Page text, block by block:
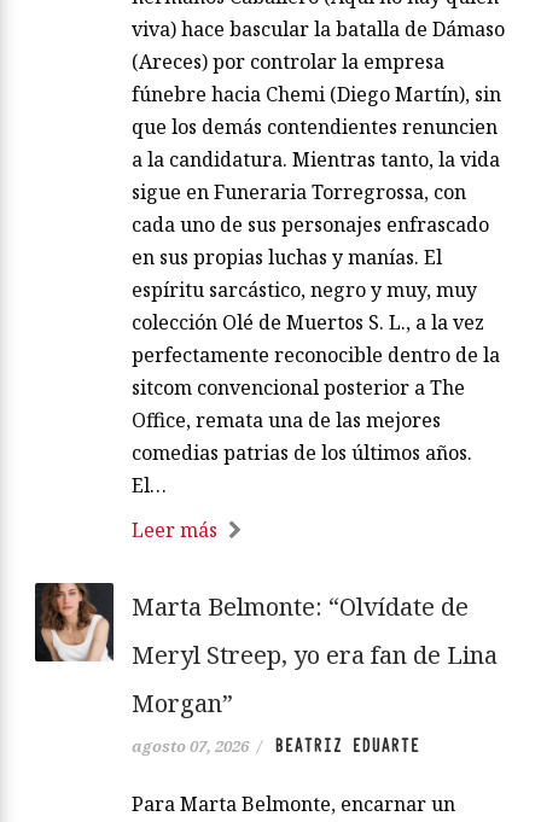
viva) hace bascular la batalla de Dámaso
(Areces) por controlar la empresa
fúnebre hacia Chemi (Diego Martín), sin
que los demás contendientes renuncien
a la candidatura. Mientras tanto, la vida
sigue en Funeraria Torregrossa, con
cada uno de sus personajes enfrascado
en sus propias luchas y manías. El
espíritu sarcástico, negro y muy, muy
colección Olé de Muertos S. L., a la vez
perfectamente reconocible dentro de la
sitcom convencional posterior a The
Office, remata una de las mejores
comedias patrias de los últimos años.
El…
Leer más
Marta Belmonte: “Olvídate de
Meryl Streep, yo era fan de Lina
Morgan”
agosto 07, 2026 / BEATRIZ EDUARTE
Para Marta Belmonte, encarnar un